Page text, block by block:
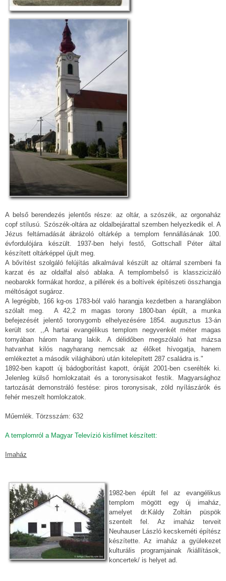
A belső berendezés jelentős része: az oltár, a szószék, az orgonaház
copf stílusú. Szószék-oltára az oldalbejárattal szemben helyezkedik el. A
Jézus feltámadását ábrázoló oltárkép a templom fennállásának 100.
évfordulójára készült. 1937-ben helyi festő, Gottschall Péter által
készített oltárképpel újult meg.
A bővítést szolgáló felújítás alkalmával készült az oltárral szembeni fa
karzat és az oldalfal alsó ablaka. A templombelső is klasszicizáló
neobarokk formákat hordoz, a pillérek és a boltívek építészeti összhangja
méltóságot sugároz.
A legrégibb, 166 kg-os 1783-ból való harangja kezdetben a haranglábon
szólalt meg. A 42,2 m magas torony 1800-ban épült, a munka
befejezését jelentő toronygomb elhelyezésére 1854. augusztus 13-án
került sor. ,,A hartai evangélikus templom negyvenkét méter magas
tornyában három harang lakik. A délidőben megszólaló hat mázsa
hatvanhat kilós nagyharang nemcsak az élőket hívogatja, hanem
emlékeztet a második világháború után kitelepített 287 családra is."
1892-ben kapott új bádogborítást kapott, óráját 2001-ben cserélték ki.
Jelenleg külső homlokzatait és a toronysisakot festik. Magyarsághoz
tartozását demonstráló festése: piros toronysisak, zöld nyílászárók és
fehér meszelt homlokzatok.
Műemlék. Törzsszám: 632
A templomról a Magyar Televízió kisfilmet készített:
Imaház
1982-ben épült fel az evangélikus
templom mögött egy új imaház,
amelyet dr.Káldy Zoltán püspök
szentelt fel. Az imaház terveit
Neuhauser László kecskeméti építész
készítette. Az imaház a gyülekezet
kulturális programjainak /kiállítások,
koncertek/ is helyet ad.